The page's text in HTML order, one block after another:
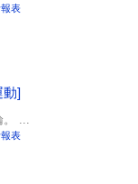
表
動]
。 ...
表